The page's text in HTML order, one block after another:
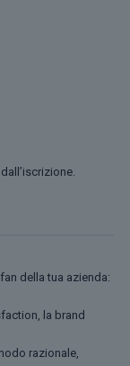
della tua azienda:
la brand
razionale,